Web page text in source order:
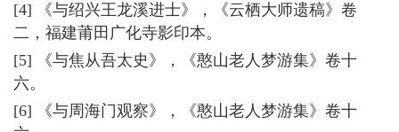
[4] 《与绍兴王龙溪进士》，《云栖大师遗稿》卷
二，福建莆田广化寺影印本。
[5] 《与焦从吾太史》，《憨山老人梦游集》卷十
六。
[6] 《与周海门观察》，《憨山老人梦游集》卷十